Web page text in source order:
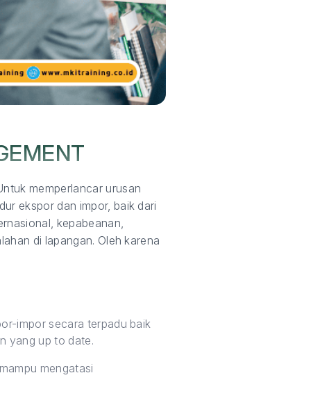
memperlancar urusan
ekspor dan impor, baik dari
kepabeanan,
di lapangan. Oleh karena
impor secara terpadu baik
yang up to date.
mengatasi